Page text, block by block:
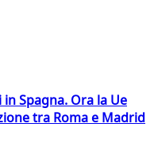
Spagna. Ora la Ue
tra Roma e Madrid